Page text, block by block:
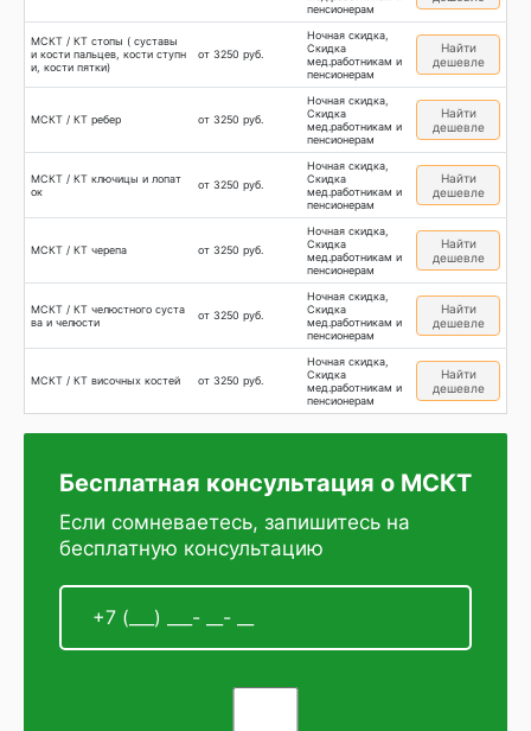
пенсионерам
МСКТ / КТ стопы ( суставы
и кости пальцев, кости ступн
и, кости пятки)
от 3250 руб.
Ночная скидка,
Скидка
мед.работникам и
пенсионерам
Найти
дешевле
МСКТ / КТ ребер от 3250 руб.
Ночная скидка,
Скидка
мед.работникам и
пенсионерам
Найти
дешевле
МСКТ / КТ ключицы и лопат
ок
от 3250 руб.
Ночная скидка,
Скидка
мед.работникам и
пенсионерам
Найти
дешевле
МСКТ / КТ черепа от 3250 руб.
Ночная скидка,
Скидка
мед.работникам и
пенсионерам
Найти
дешевле
МСКТ / КТ челюстного суста
ва и челюсти
от 3250 руб.
Ночная скидка,
Скидка
мед.работникам и
пенсионерам
Найти
дешевле
МСКТ / КТ височных костей от 3250 руб.
Ночная скидка,
Скидка
мед.работникам и
пенсионерам
Найти
дешевле
Бесплатная консультация о МСКТ
Если сомневаетесь, запишитесь на
бесплатную консультацию